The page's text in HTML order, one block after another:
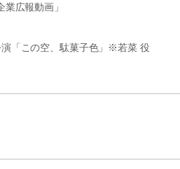
広報動画」
「この空、駄菓子色」※若菜 役